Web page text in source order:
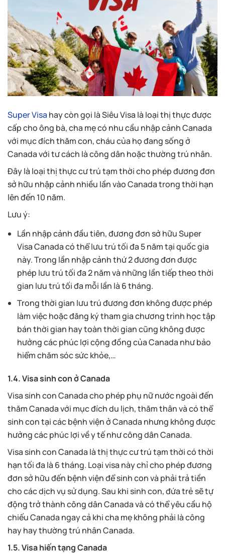
Super Visa hay còn gọi là Siêu Visa là loại thị thực được
cấp cho ông bà, cha mẹ có nhu cầu nhập cảnh Canada
với mục đích thăm con, cháu của họ đang sống ở
Canada với tư cách là công dân hoặc thường trú nhân.
Đây là loại thị thực cư trú tạm thời cho phép đương đơn
sở hữu nhập cảnh nhiều lần vào Canada trong thời hạn
lên đến 10 năm.
Lưu ý:
Lần nhập cảnh đầu tiên, đương đơn sở hữu Super
Visa Canada có thể lưu trú tối đa 5 năm tại quốc gia
này. Trong lần nhập cảnh thứ 2 đương đơn được
phép lưu trú tối đa 2 năm và những lần tiếp theo thời
gian lưu trú tối đa mỗi lần là 6 tháng.
Trong thời gian lưu trú đương đơn không được phép
làm việc hoặc đăng ký tham gia chương trình học tập
bán thời gian hay toàn thời gian cũng không được
hưởng các phúc lợi cộng đồng của Canada như bảo
hiểm chăm sóc sức khỏe,…
1.4. Visa sinh con ở Canada
Visa sinh con Canada cho phép phụ nữ nước ngoài đến
thăm Canada với mục đích du lịch, thăm thân và có thể
sinh con tại các bệnh viện ở Canada nhưng không được
hưởng các phúc lợi về y tế như công dân Canada.
Visa sinh con Canada là thị thực cư trú tạm thời có thời
hạn tối đa là 6 tháng. Loại visa này chỉ cho phép đương
đơn sở hữu đến bệnh viện để sinh con và phải trả tiền
cho các dịch vụ sử dụng. Sau khi sinh con, đứa trẻ sẽ tự
động trở thành công dân Canada và có thể yêu cầu hộ
chiếu Canada ngay cả khi cha mẹ không phải là công
hay hay thường trú nhân Canada.
1.5. Visa hiến tạng Canada